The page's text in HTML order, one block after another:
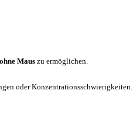
Maus zu ermöglichen.
oder Konzentrationsschwierigkeiten.